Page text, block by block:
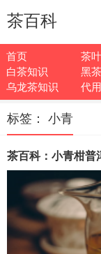
茶百科
首页 茶
白茶知识
黑
乌龙茶知识
代
标签： 小青
茶百科：小青柑普